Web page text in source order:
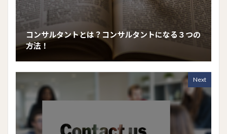
コンサルタントとは？コンサルタントになる３つの
方法！
Next